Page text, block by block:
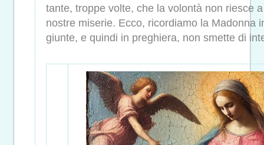
tante, troppe volte, che la volontà non riesce
nostre miserie. Ecco, ricordiamo la Madonna
giunte, e quindi in preghiera, non smette di